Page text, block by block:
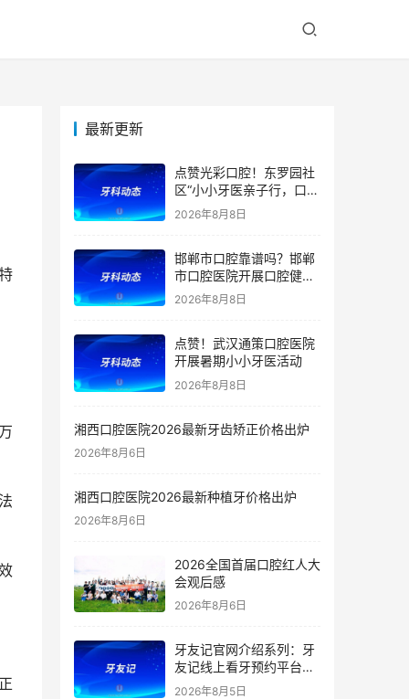
最新更新
点赞光彩口腔！东罗园社
区“小小牙医亲子行，口腔
健康伴成长”亲子活动
2026年8月8日
邯郸市口腔靠谱吗？邯郸
市口腔医院开展口腔健康
宣教公益活动
2026年8月8日
点赞！武汉通策口腔医院
开展暑期小小牙医活动
2026年8月8日
湘西口腔医院2026最新牙齿矫正价格出炉
2026年8月6日
湘西口腔医院2026最新种植牙价格出炉
2026年8月6日
2026全国首届口腔红人大
会观后感
2026年8月6日
牙友记官网介绍系列：牙
友记线上看牙预约平台是
干什么的？靠谱吗？
2026年8月5日